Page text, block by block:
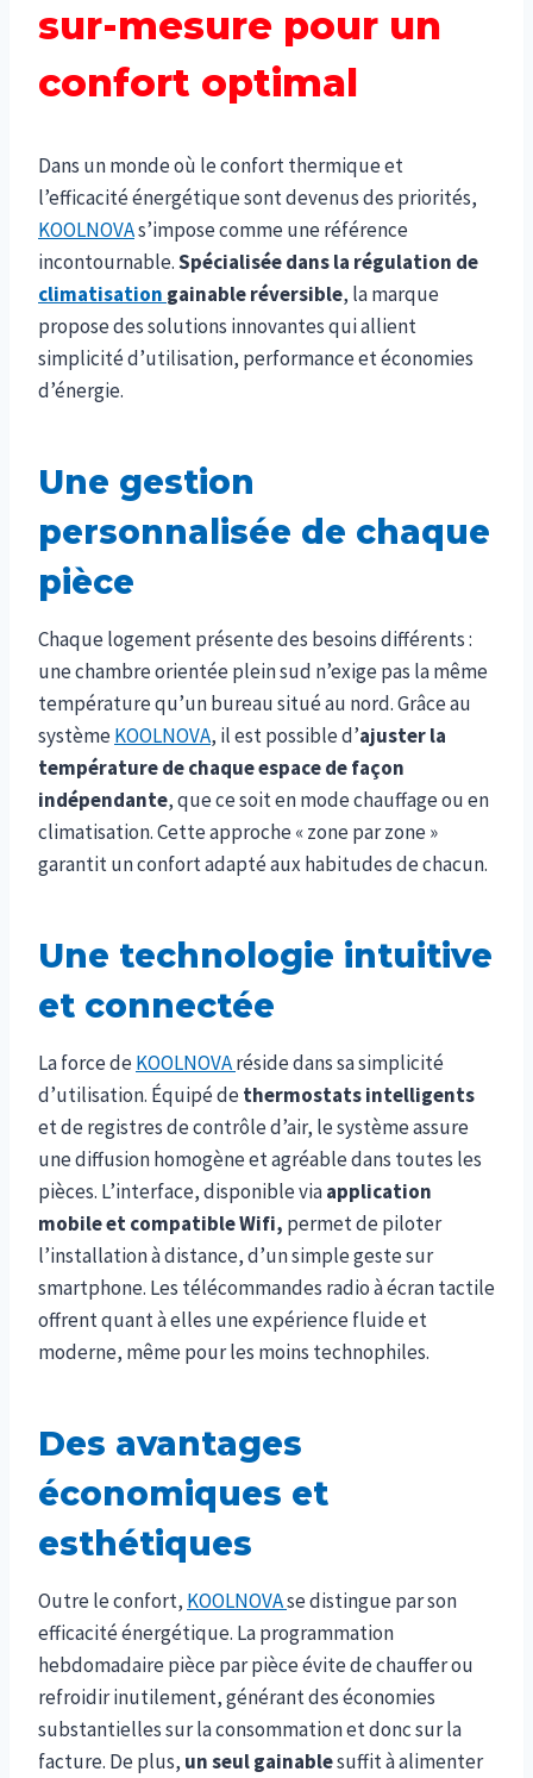
sur-mesure pour un
confort optimal
Dans un monde où le confort thermique et
l’efficacité énergétique sont devenus des priorités,
KOOLNOVAs’impose comme une référence
incontournable.Spécialisée dans la régulation de
climatisation gainable réversible, la marque
propose des solutions innovantes qui allient
simplicité d’utilisation, performance et économies
d’énergie.
Une gestion
personnalisée de chaque
pièce
Chaque logement présente des besoins différents :
une chambre orientée plein sud n’exige pas la même
température qu’un bureau situé au nord. Grâce au
systèmeKOOLNOVA, il est possible d’ajuster la
température de chaque espace de façon
indépendante, que ce soit en mode chauffage ou en
climatisation. Cette approche « zone par zone »
garantit un confort adapté aux habitudes de chacun.
Une technologie intuitive
et connectée
La force deKOOLNOVAréside dans sa simplicité
d’utilisation. Équipé dethermostats intelligents
et de registres de contrôle d’air, le système assure
une diffusion homogène et agréable dans toutes les
pièces. L’interface, disponible viaapplication
mobile et compatible Wifi, permet de piloter
l’installation à distance, d’un simple geste sur
smartphone. Les télécommandes radio à écran tactile
offrent quant à elles une expérience fluide et
moderne, même pour les moins technophiles.
Des avantages
économiques et
esthétiques
Outre le confort, KOOLNOVAse distingue par son
efficacité énergétique. La programmation
hebdomadaire pièce par pièce évite de chauffer ou
refroidir inutilement, générant des économies
substantielles sur la consommation et donc sur la
facture. De plus, un seul gainablesuffit à alimenter